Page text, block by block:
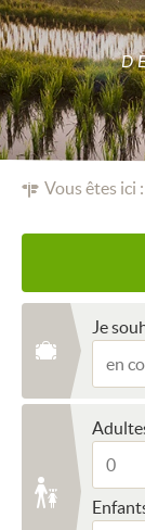
Vous êtes ici :
Je